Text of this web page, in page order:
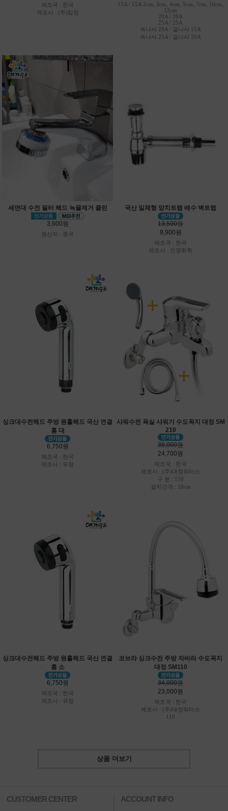
제조국 : 한국
제조사 : (주)임창
15A / 15A 2cm, 3cm, 4cm, 5cm, 7cm, 10cm,
12cm
20A / 20A
25A / 25A
속나사 20A / 겉나사 15A
속나사 25A / 겉나사 20A
세면대 수전 필터 헤드 녹물제거 클린
3,600원
원산지 : 중국
국산 일체형 망치트랩 배수 벽트랩
13,500원
8,900원
제조국 : 한국
제조사 : 진영화학
싱크대수전헤드 주방 원홀헤드 국산 연결
홈 대
6,750원
제조국 : 한국
제조사 : 유창
샤워수전 욕실 샤워기 수도꼭지 대정 SM
210
38,000원
24,700원
제조국 : 한국
제조사 : (주)대정워터스
구 분 : 110
설치간격 : 18cm
싱크대수전헤드 주방 원홀헤드 국산 연결
홈 소
6,750원
제조국 : 한국
제조사 : 유창
코브라 싱크수전 주방 자바라 수도꼭지
대정 SM110
34,000원
23,000원
제조국 : 한국
제조사 : (주)대정워터스
110
상품 더보기
CUSTOMER CENTER ACCOUNT INFO